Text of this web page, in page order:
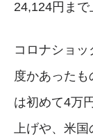
24,124円まで
コロナショ
度かあった
は初めて4万
上げや、米